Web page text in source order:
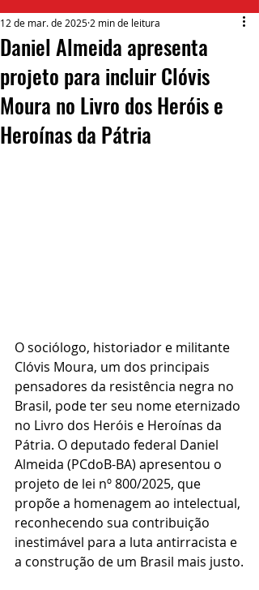
Daniel Almeida apresenta
projeto para incluir Clóvis
Moura no Livro dos Heróis e
Heroínas da Pátria
12 de mar. de 2025 2 min de leitura
O sociólogo, historiador e militante
Clóvis Moura, um dos principais
pensadores da resistência negra no
Brasil, pode ter seu nome eternizado
no Livro dos Heróis e Heroínas da
Pátria. O deputado federal Daniel
Almeida (PCdoB-BA) apresentou o
projeto de lei nº 800/2025, que
propõe a homenagem ao intelectual,
reconhecendo sua contribuição
inestimável para a luta antirracista e
a construção de um Brasil mais justo.